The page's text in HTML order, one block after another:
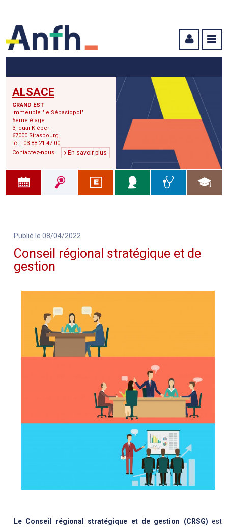
ALSACE
GRAND EST
Immeuble "le Sébastopol"
5ème étage
3, quai Kléber
67000 Strasbourg
tél : 03 88 21 47 00
Contactez-nous
En savoir plus
Publié le 08/04/2022
Conseil régional stratégique et de
gestion
Le Conseil régional stratégique et de gestion (CRSG) est